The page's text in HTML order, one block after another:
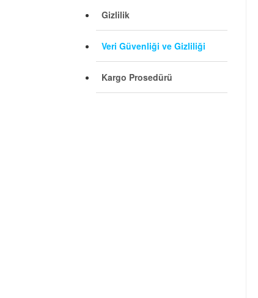
Gizlilik
Veri Güvenliği ve Gizliliği
Kargo Prosedürü